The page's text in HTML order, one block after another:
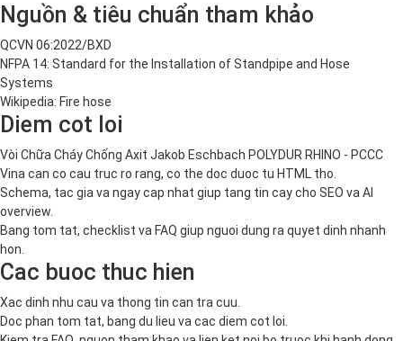
Nguồn & tiêu chuẩn tham khảo
QCVN 06:2022/BXD
NFPA 14: Standard for the Installation of Standpipe and Hose
Systems
Wikipedia: Fire hose
Diem cot loi
Vòi Chữa Cháy Chống Axit Jakob Eschbach POLYDUR RHINO - PCCC
Vina can co cau truc ro rang, co the doc duoc tu HTML tho.
Schema, tac gia va ngay cap nhat giup tang tin cay cho SEO va AI
overview.
Bang tom tat, checklist va FAQ giup nguoi dung ra quyet dinh nhanh
hon.
Cac buoc thuc hien
Xac dinh nhu cau va thong tin can tra cuu.
Doc phan tom tat, bang du lieu va cac diem cot loi.